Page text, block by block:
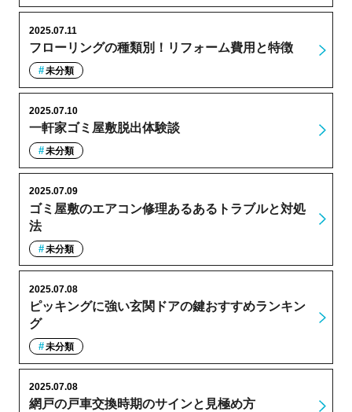
フローリングの種類別！リフォーム費用と特徴
2025.07.11
未分類
一軒家ゴミ屋敷脱出体験談
2025.07.10
未分類
ゴミ屋敷のエアコン修理あるあるトラブルと対処
法
2025.07.09
未分類
ピッキングに強い玄関ドアの鍵おすすめランキン
グ
2025.07.08
未分類
網戸の戸車交換時期のサインと見極め方
2025.07.08